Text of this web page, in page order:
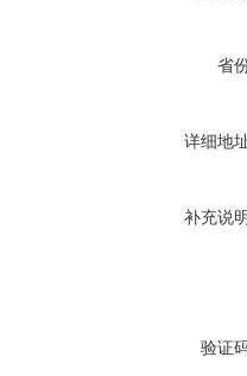
省
详细地
补充说
验证